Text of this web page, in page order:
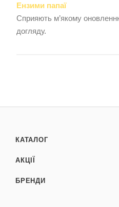
Ензими папаї
Сприяють м’якому
догляду.
КАТАЛОГ
АКЦІЇ
БРЕНДИ